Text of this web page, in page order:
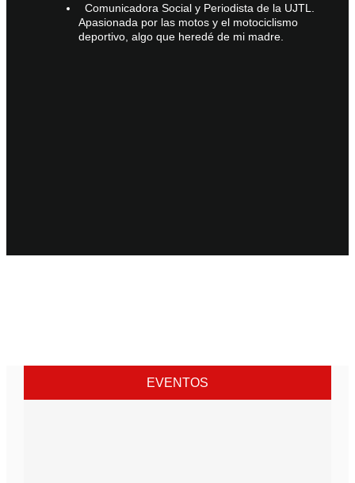
Comunicadora Social y Periodista de la UJTL.
Apasionada por las motos y el motociclismo
deportivo, algo que heredé de mi madre.
EVENTOS